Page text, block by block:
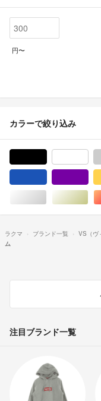
円〜
カラーで絞り込み
シルバー/銀色
ラクマ ブランド一覧 VS（ヴ
ム
注目ブランド一覧